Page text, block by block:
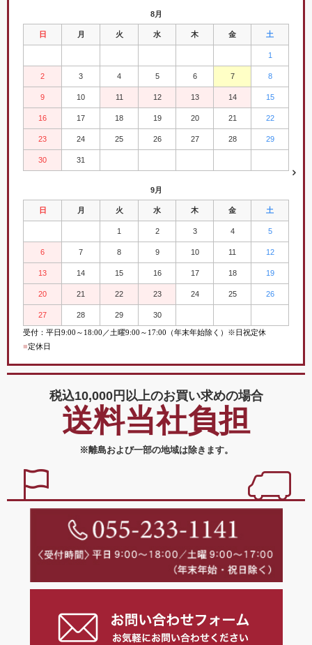
8月
日 月 火 水 木 金 土
1
2 3 4 5 6 7 8
9 10 11 12 13 14 15
16 17 18 19 20 21 22
23 24 25 26 27 28 29
30 31
9月
日 月 火 水 木 金 土
1 2 3 4 5
6 7 8 9 10 11 12
13 14 15 16 17 18 19
20 21 22 23 24 25 26
27 28 29 30
受付：平日9:00 ～ 18:00／土曜9:00 ～ 17:00（年末年始除く）※日祝定休
■定休日
税込10,000円以上のお買い求めの場合
送料当社負担
※離島および一部の地域は除きます。